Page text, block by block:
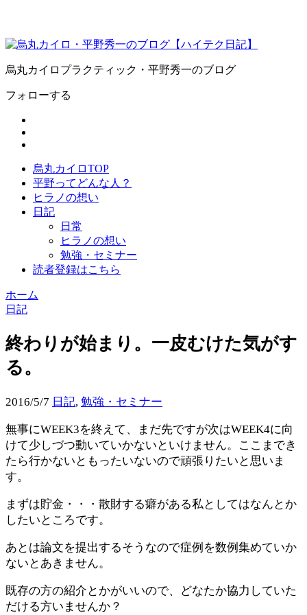
烏丸カイロプラクティック・平野秀一のブログ
フォローする
烏丸カイロTOP
平野ってどんな人？
ヒラノの想い
日記
日常
ヒラノの想い
勉強・セミナー
読者登録はこちら
ホーム
日記
終わりが始まり。一皮むけた気がす
る。
2016/5/7 日記, 勉強・セミナー
無事にWEEK3を終えて、まだ先ですが次はWEEK4に向
けて少しづつ動いていかないといけません。ここまでき
たら行かないともったいないので頑張りたいと思いま
す。
まずは貯金・・・散財する癖がある私としてはなんとか
したいところです。
あとは論文を提出するそうなので症例を数例集めていか
ないとあきません。
既存の方の紹介とかがいいので、どなたか協力していた
だける方いませんか？